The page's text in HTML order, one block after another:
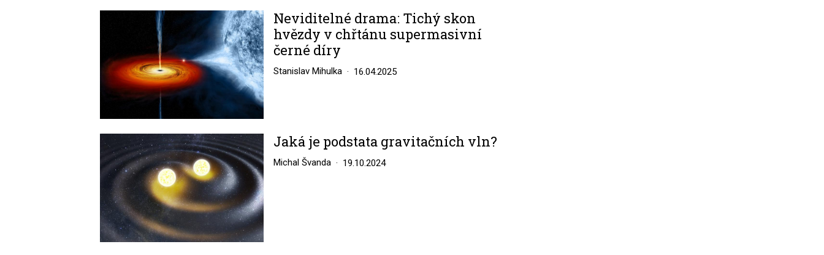
Neviditelné drama: Tichý skon
hvězdy v chřtánu supermasivní
černé díry
Stanislav Mihulka 16.04.2025
Image Jaká je podstata gravitačních vln?
Michal Švanda 19.10.2024